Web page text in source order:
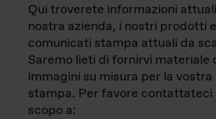
Qui troverete informazioni
nostra azienda, i nostri prodotti
comunicati stampa attuali da
Saremo lieti di fornirvi materiale
immagini su misura per la
stampa. Per favore contattateci
scopo a: